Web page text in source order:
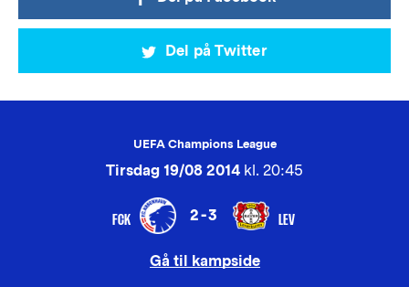
Del på Twitter
UEFA Champions League
Tirsdag 19/08 2014 kl. 20:45
FCK 2-3 LEV
Gå til kampside